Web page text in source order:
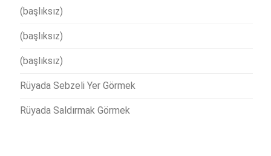
(başlıksız)
(başlıksız)
(başlıksız)
Rüyada Sebzeli Yer Görmek
Rüyada Saldırmak Görmek